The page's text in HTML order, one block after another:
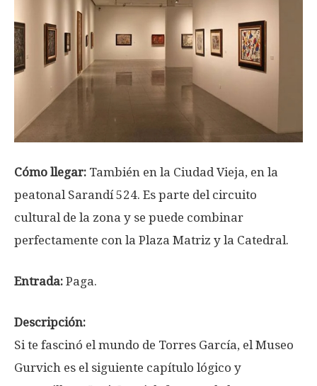
Cómo llegar: También en la Ciudad Vieja, en la
peatonal Sarandí 524. Es parte del circuito
cultural de la zona y se puede combinar
perfectamente con la Plaza Matriz y la Catedral.
Entrada: Paga.
Descripción:
Si te fascinó el mundo de Torres García, el Museo
Gurvich es el siguiente capítulo lógico y